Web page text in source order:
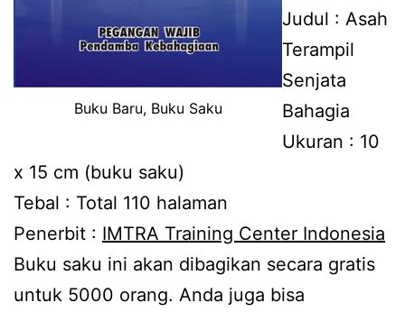
Buku Baru, Buku Saku
Judul : Asah
Terampil
Senjata
Bahagia
Ukuran : 10
x 15 cm (buku saku)
Tebal : Total 110 halaman
Penerbit : IMTRA Training Center Indonesia
Buku saku ini akan dibagikan secara gratis
untuk 5000 orang. Anda juga bisa